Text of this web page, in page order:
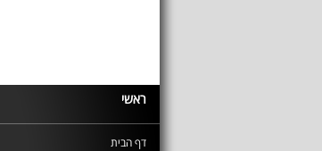
ראשי
דף הבית